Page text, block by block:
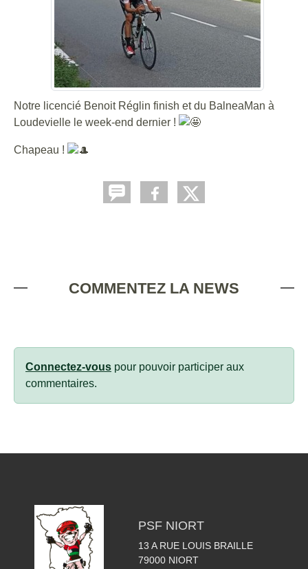
Notre licencié Benoit Réglin finish et du BalneaMan à
Loudevielle le week-end dernier !
Chapeau !
COMMENTEZ LA NEWS
Connectez-vous pour pouvoir participer aux
commentaires.
PSF NIORT
13 A RUE LOUIS BRAILLE
79000 NIORT